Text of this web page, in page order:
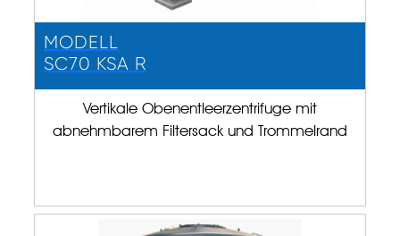
MODELL
SC70 KSA R
Vertikale Obenentleerzentrifuge mit
abnehmbarem Filtersack und Trommelrand